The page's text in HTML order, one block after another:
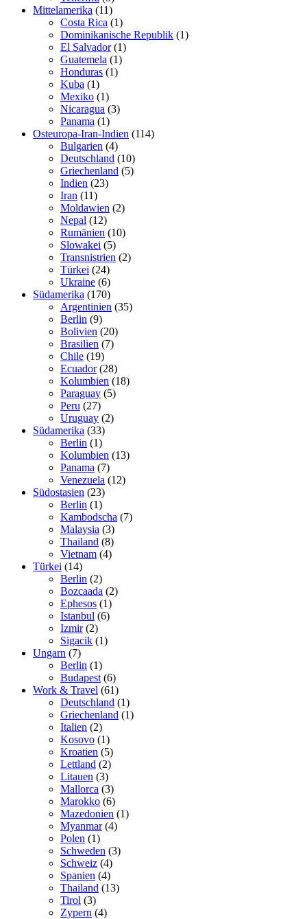
Mittelamerika (11)
Costa Rica (1)
Dominikanische Republik (1)
El Salvador(1)
Guatemela (1)
Honduras (1)
Kuba (1)
Mexiko (1)
Nicaragua (3)
Panama (1)
Osteuropa-Iran-Indien (114)
Bulgarien (4)
Deutschland (10)
Griechenland (5)
Indien (23)
Iran (11)
Moldawien (2)
Nepal (12)
Rumänien (10)
Slowakei (5)
Transnistrien (2)
Türkei (24)
Ukraine (6)
Südamerika (170)
Argentinien (35)
Berlin (9)
Bolivien (20)
Brasilien (7)
Chile (19)
Ecuador(28)
Kolumbien (18)
Paraguay (5)
Peru (27)
Uruguay (2)
Südamerika (33)
Berlin (1)
Kolumbien (13)
Panama (7)
Venezuela (12)
Südostasien (23)
Berlin (1)
Kambodscha (7)
Malaysia (3)
Thailand (8)
Vietnam (4)
Türkei (14)
Berlin (2)
Bozcaada (2)
Ephesos (1)
Istanbul (6)
Izmir(2)
Sigacik (1)
Ungarn (7)
Berlin (1)
Budapest (6)
Work & Travel (61)
Deutschland (1)
Griechenland (1)
Italien (2)
Kosovo (1)
Kroatien (5)
Lettland (2)
Litauen (3)
Mallorca (3)
Marokko (6)
Mazedonien (1)
Myanmar(4)
Polen (1)
Schweden (3)
Schweiz (4)
Spanien (4)
Thailand (13)
Tirol (3)
Zypern (4)